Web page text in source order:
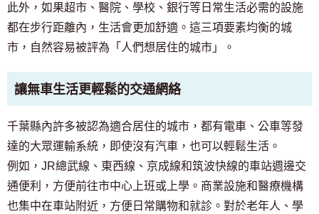
此外，如果超市、醫院、學校、銀行等日常生活必需的設施
都在步行距離內，生活會更加舒適。這三項要素均衡的城
市，自然容易被評為「人們想居住的城市」。
讓無車生活更輕鬆的交通網絡
千葉縣內許多被認為適合居住的城市，都有電車、公車等發
達的大眾運輸系統，即使沒有汽車，也可以輕鬆生活。
例如，JR總武線、東西線、京成線和筑波快線的車站週邊交
通便利，方便前往市中心上班或上學。商業設施和醫療機構
也集中在車站附近，方便日常購物和就診。對於老年人、學